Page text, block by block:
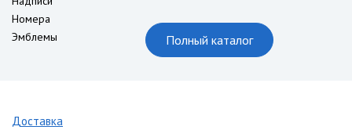
Номера
Эмблемы
Полный каталог
Доставка